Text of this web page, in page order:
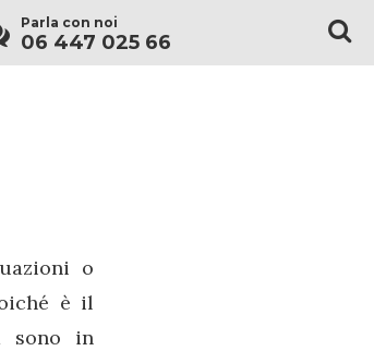
Parla con noi
06 447 025 66
o
è il
sono in